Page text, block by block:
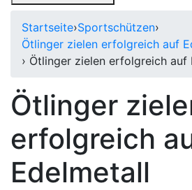
Startseite›Sportschützen›
Ötlinger zielen erfolgreich auf
› Ötlinger zielen erfolgreich auf
Ötlinger
erfolgreich
Edelmetall